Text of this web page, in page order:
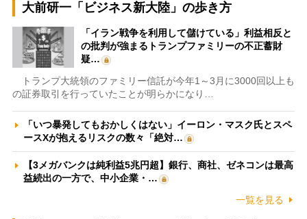
大前研一「ビジネス新大陸」の歩き方
「イラン戦争を利用して儲けている」利益相反と
の批判が強まるトランプファミリーの不正蓄財
疑…
トランプ大統領のファミリー信託が今年1～3月に3000回以上も
の証券取引を行っていたことが明らかになり…
「いつ暴発してもおかしくはない」イーロン・マスク氏とスペ
ースXが抱えるリスクの数々「絶対…
【3メガバンクは純利益5兆円超】銀行、商社、ゼネコンは最高
益続出の一方で、中小企業・…
一覧を見る